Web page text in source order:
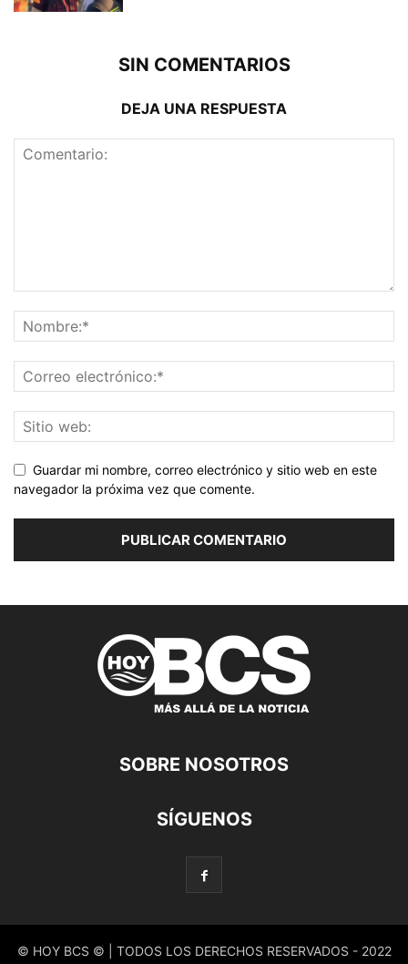
SIN COMENTARIOS
DEJA UNA RESPUESTA
Guardar mi nombre, correo electrónico y sitio web en este
navegador la próxima vez que comente.
SOBRE NOSOTROS
SÍGUENOS
© HOY BCS © | TODOS LOS DERECHOS RESERVADOS - 2022